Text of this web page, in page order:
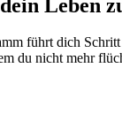
Leben
führt dich
du nicht mehr